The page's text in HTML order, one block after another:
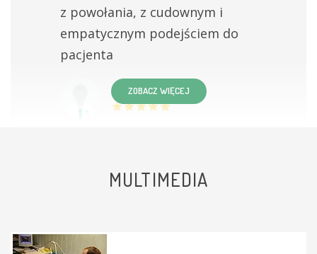
z powołania, z cudownym i
empatycznym podejściem do
pacjenta
Pacjent
rzeczowy. Polecam
ZOBACZ WIĘCEJ
MULTIMEDIA